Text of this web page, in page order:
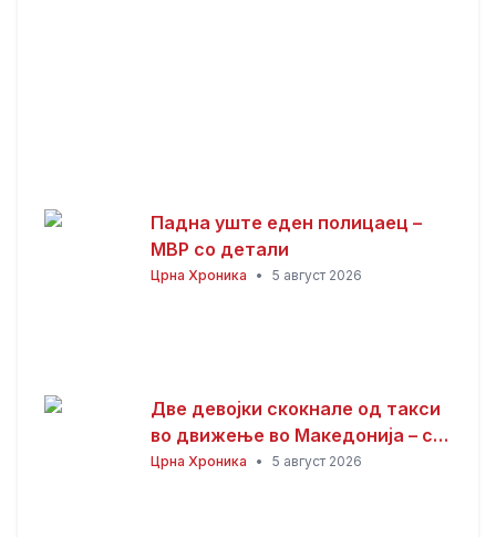
Падна уште еден полицаец –
МВР со детали
Црна Хроника • 5 август 2026
Две девојки скокнале од такси
во движење во Македонија – се
утврдува што точно се случило!
Црна Хроника • 5 август 2026